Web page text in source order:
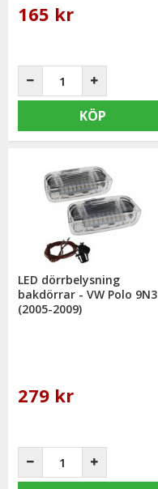
165 kr
KÖP
LED dörrbelysning
bakdörrar - VW Polo 9N3
(2005-2009)
279 kr